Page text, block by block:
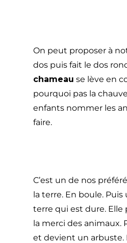
On peut proposer à
dos puis fait le dos
chameau se lève en
pourquoi pas la
enfants nommer les
faire.
C’est un de nos
la terre. En boule.
terre qui est dure. Elle
la merci des animaux.
et devient un arbuste.